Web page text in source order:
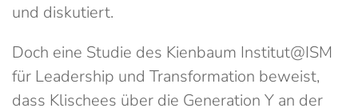
und diskutiert.
Doch eine Studie des Kienbaum Institut@ISM
für Leadership und Transformation beweist,
dass Klischees über die Generation Y an der